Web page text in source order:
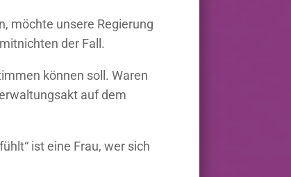
möchte unsere Regierung
der Fall.
können soll. Waren
auf dem
ist eine Frau, wer sich